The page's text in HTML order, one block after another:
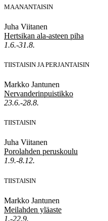
MAANANTAISIN
Juha Viitanen
Hertsikan ala-asteen piha
1.6.-31.8.
TIISTAISIN JA PERJANTAISIN
Markko Jantunen
Nervanderinpuistikko
23.6.-28.8.
TIISTAISIN
Juha Viitanen
Porolahden peruskoulu
1.9.-8.12.
TIISTAISIN
Markko Jantunen
Meilahden yläaste
1.-22.9.